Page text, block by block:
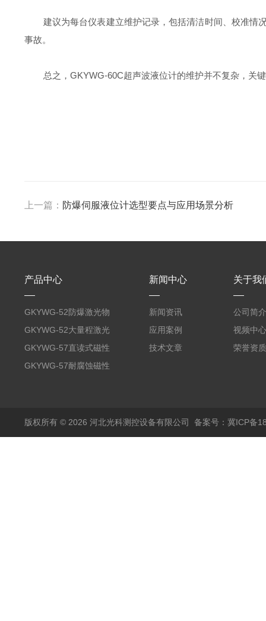
建议为每台仪表建立维护记录，包括清洁时间、校准情
事故。
总之， GKYWG-60C超声波液位计的维护并不复杂，关
上一篇： 防爆伺服液位计选型要点与应用场景分析
产品中心
GKYWG-52防爆激光物
位计
GKYWG-52大量程激光
物位计
GKYWG-57直读式磁性
液位计
GKYWG-57耐腐蚀磁性
新闻中心
新闻资讯
应用案例
技术文章
关于我
公司简介
视频中心
荣誉资质
版权所有 © 2026 河北光科测控设备有限公司 备案号：冀ICP备